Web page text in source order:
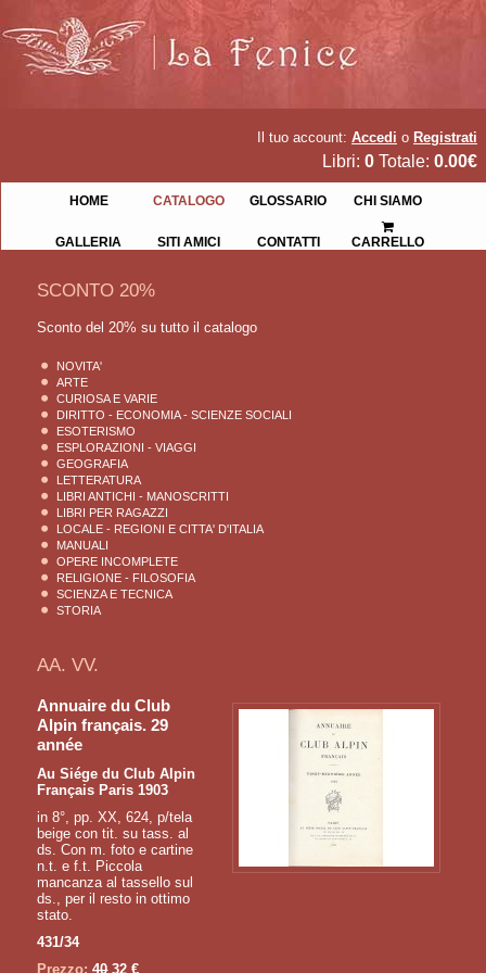
Il tuo account: Accedi o Registrati
Libri: 0 Totale: 0.00€
HOME CATALOGO GLOSSARIO CHI SIAMO
GALLERIA SITI AMICI CONTATTI CARRELLO
SCONTO 20%
Sconto del 20% su tutto il catalogo
NOVITA'
ARTE
CURIOSA E VARIE
DIRITTO - ECONOMIA - SCIENZE SOCIALI
ESOTERISMO
ESPLORAZIONI - VIAGGI
GEOGRAFIA
LETTERATURA
LIBRI ANTICHI - MANOSCRITTI
LIBRI PER RAGAZZI
LOCALE - REGIONI E CITTA' D'ITALIA
MANUALI
OPERE INCOMPLETE
RELIGIONE - FILOSOFIA
SCIENZA E TECNICA
STORIA
AA. VV.
Annuaire du Club
Alpin français. 29
année
Au Siége du Club Alpin
Français Paris 1903
in 8°, pp. XX, 624, p/tela
beige con tit. su tass. al
ds. Con m. foto e cartine
n.t. e f.t. Piccola
mancanza al tassello sul
ds., per il resto in ottimo
stato.
431/34
Prezzo: 4032 €